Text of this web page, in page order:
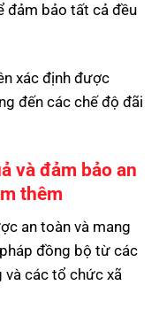
đảm bảo tất cả đều
xác định được
đến các chế độ đãi
và đảm bảo an
thêm
an toàn và mang
đồng bộ từ các
và các tổ chức xã